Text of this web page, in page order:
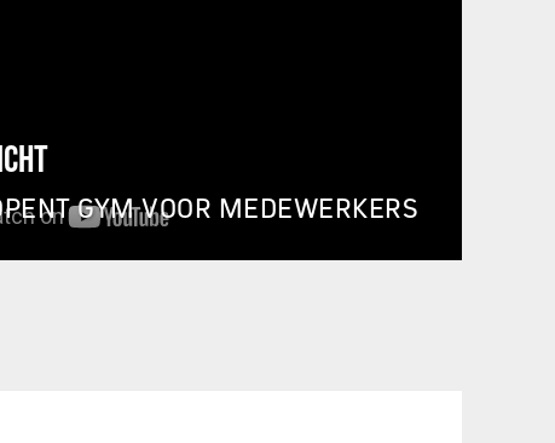
GYM VOOR MEDEWERKERS